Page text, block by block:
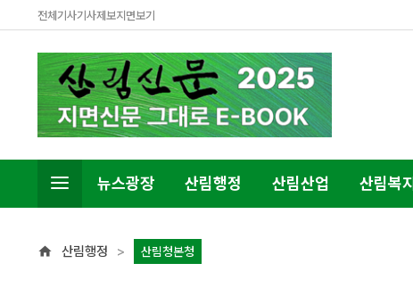
전체기사기사제보지면보기
뉴스광장 산림행정 산림산업 산림복지
산림행정 산림청본청